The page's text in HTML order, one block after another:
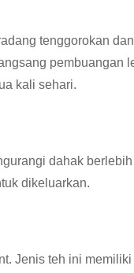
tenggorokan
pembuangan
kali sehari.
dahak
dikeluarkan.
Jenis teh ini